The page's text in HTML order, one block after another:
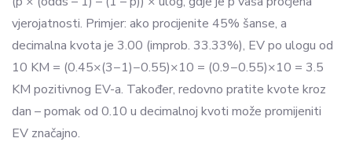
vjerojatnosti. Primjer: ako procijenite 45% šanse, a
decimalna kvota je 3.00 (improb. 33.33%), EV po ulogu od
10 KM = (0.45×(3−1)−0.55)×10 = (0.9−0.55)×10 = 3.5
KM pozitivnog EV-a. Također, redovno pratite kvote kroz
dan – pomak od 0.10 u decimalnoj kvoti može promijeniti
EV značajno.